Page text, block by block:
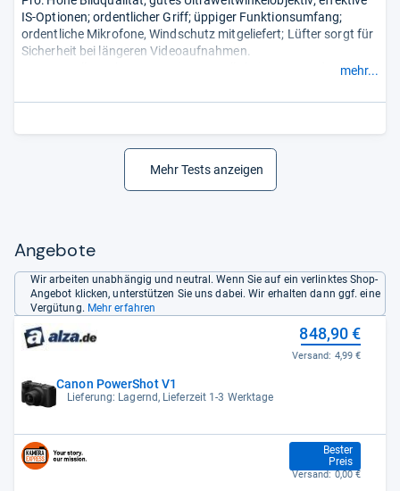
IS-Optionen; ordentlicher Griff; üppiger Funktionsumfang;
ordentliche Mikrofone, Windschutz mitgeliefert; Lüfter sorgt für
Sicherheit bei längeren Videoaufnahmen.
weniger Fotobedienelemente als bei der G1X; das Einstellrad ist
Trageriemenösen; Kompatibilität bei Speicherkarten; App
erfordert Anmeldung.- Zusammengefasst durch unsere
mehr...
Mehr Tests anzeigen
Angebote
Wir arbeiten unabhängig und neutral. Wenn Sie auf ein verlinktes Shop-
Angebot klicken, unterstützen Sie uns dabei. Wir erhalten dann ggf. eine
Vergütung. Mehr erfahren
Canon PowerShot V1
Lieferung: Lagernd, Lieferzeit 1-3 Werktage
848,90 €
Versand: 4,99 €
Bester
Preis
848,99 €
Versand: 0,00 €